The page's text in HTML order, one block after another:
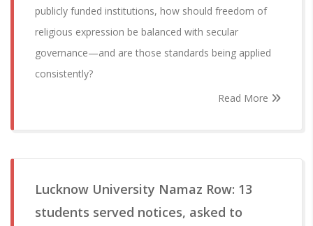
publicly funded institutions, how should freedom of
religious expression be balanced with secular
governance—and are those standards being applied
consistently?
Read More
Lucknow University Namaz Row: 13
students served notices, asked to